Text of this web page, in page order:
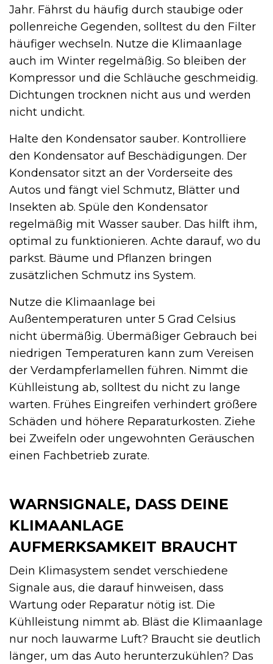
Jahr. Fährst du häufig durch staubige oder
pollenreiche Gegenden, solltest du den Filter
häufiger wechseln. Nutze die Klimaanlage
auch im Winter regelmäßig. So bleiben der
Kompressor und die Schläuche geschmeidig.
Dichtungen trocknen nicht aus und werden
nicht undicht.
Halte den Kondensator sauber. Kontrolliere
den Kondensator auf Beschädigungen. Der
Kondensator sitzt an der Vorderseite des
Autos und fängt viel Schmutz, Blätter und
Insekten ab. Spüle den Kondensator
regelmäßig mit Wasser sauber. Das hilft ihm,
optimal zu funktionieren. Achte darauf, wo du
parkst. Bäume und Pflanzen bringen
zusätzlichen Schmutz ins System.
Nutze die Klimaanlage bei
Außentemperaturen unter 5 Grad Celsius
nicht übermäßig. Übermäßiger Gebrauch bei
niedrigen Temperaturen kann zum Vereisen
der Verdampferlamellen führen. Nimmt die
Kühlleistung ab, solltest du nicht zu lange
warten. Frühes Eingreifen verhindert größere
Schäden und höhere Reparaturkosten. Ziehe
bei Zweifeln oder ungewohnten Geräuschen
einen Fachbetrieb zurate.
WARNSIGNALE, DASS DEINE
KLIMAANLAGE
AUFMERKSAMKEIT BRAUCHT
Dein Klimasystem sendet verschiedene
Signale aus, die darauf hinweisen, dass
Wartung oder Reparatur nötig ist. Die
Kühlleistung nimmt ab. Bläst die Klimaanlage
nur noch lauwarme Luft? Braucht sie deutlich
länger, um das Auto herunterzukühlen? Das